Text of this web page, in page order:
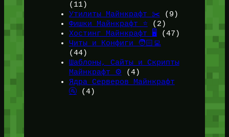
(11)
Утилиты Майнкрафт ✂️ (9)
Фишки Майнкрафт ⭐(2)
Хостинг Майнкрафт 🖥️ (47)
Читы и Конфиги 🧑🏻‍💻
(44)
Шаблоны, Сайты и Скрипты
Майнкрафт ⚙️ (4)
Ядра Серверов Майнкрафт
🚰(4)